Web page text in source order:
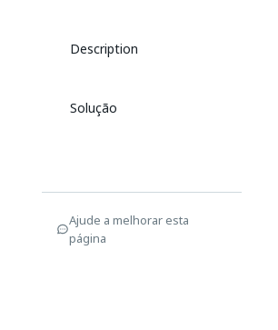
Description
Solução
Ajude a melhorar esta
página